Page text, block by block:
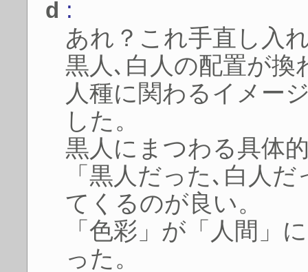
d :
あれ？これ手直し入
黒人､白人の配置が換
人種に関わるイメー
した。
黒人にまつわる具体
「黒人だった､白人
てくるのが良い。
「色彩」が「人間」
った。